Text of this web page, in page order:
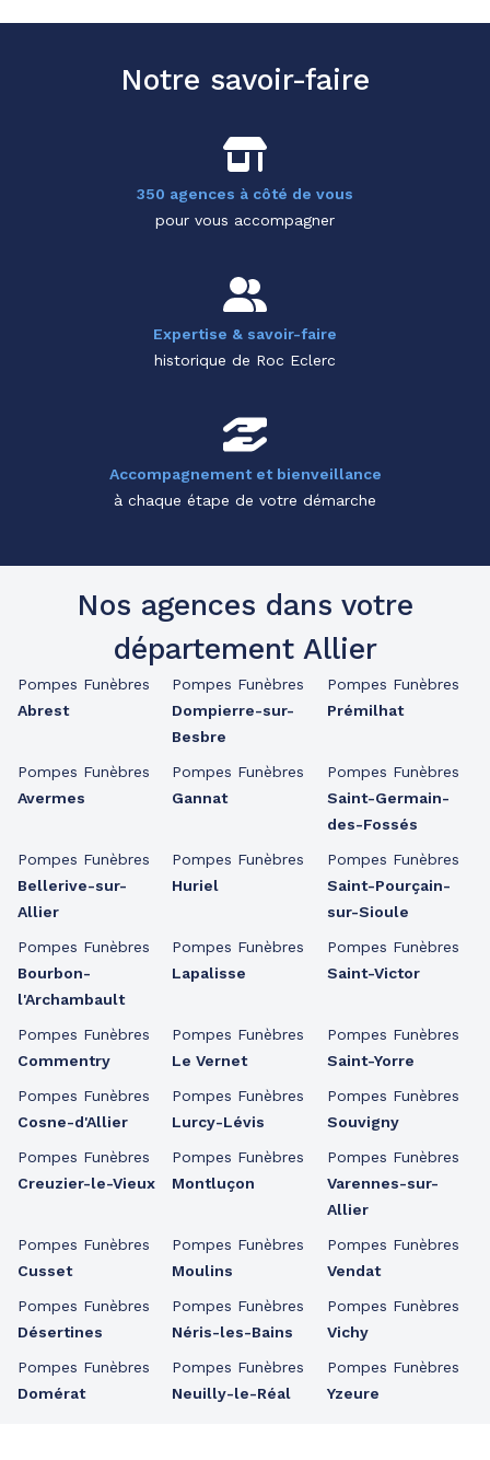
Notre savoir-faire
350 agences à côté de vous
pour vous accompagner
Expertise & savoir-faire
historique de Roc Eclerc
Accompagnement et bienveillance
à chaque étape de votre démarche
Nos agences dans votre
département Allier
Pompes Funèbres
Abrest
Pompes Funèbres
Avermes
Pompes Funèbres
Bellerive-sur-
Allier
Pompes Funèbres
Bourbon-
l'Archambault
Pompes Funèbres
Commentry
Pompes Funèbres
Cosne-d'Allier
Pompes Funèbres
Creuzier-le-Vieux
Pompes Funèbres
Cusset
Pompes Funèbres
Désertines
Pompes Funèbres
Domérat
Pompes Funèbres
Dompierre-sur-
Besbre
Pompes Funèbres
Gannat
Pompes Funèbres
Huriel
Pompes Funèbres
Lapalisse
Pompes Funèbres
Le Vernet
Pompes Funèbres
Lurcy-Lévis
Pompes Funèbres
Montluçon
Pompes Funèbres
Moulins
Pompes Funèbres
Néris-les-Bains
Pompes Funèbres
Neuilly-le-Réal
Pompes Funèbres
Prémilhat
Pompes Funèbres
Saint-Germain-
des-Fossés
Pompes Funèbres
Saint-Pourçain-
sur-Sioule
Pompes Funèbres
Saint-Victor
Pompes Funèbres
Saint-Yorre
Pompes Funèbres
Souvigny
Pompes Funèbres
Varennes-sur-
Allier
Pompes Funèbres
Vendat
Pompes Funèbres
Vichy
Pompes Funèbres
Yzeure